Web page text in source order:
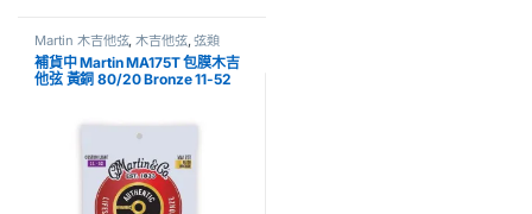
Martin 木吉他弦,木吉他弦,弦類
補貨中 Martin MA175T 包膜木吉
他弦 黃銅 80/20 Bronze 11-52